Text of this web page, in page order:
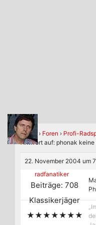
Home › Foren › Profi-
Antwort auf: phonak keine
22. November 2004 um
radfanatiker
Beiträge: 708
Klassikerjäger
★★★★★★★